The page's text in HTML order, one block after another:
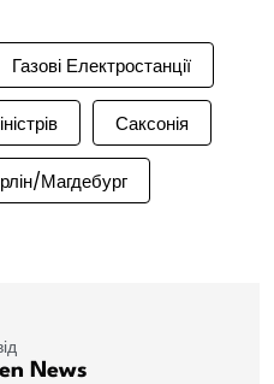
Газові Електростанції
Саксонія
Магдебург
News